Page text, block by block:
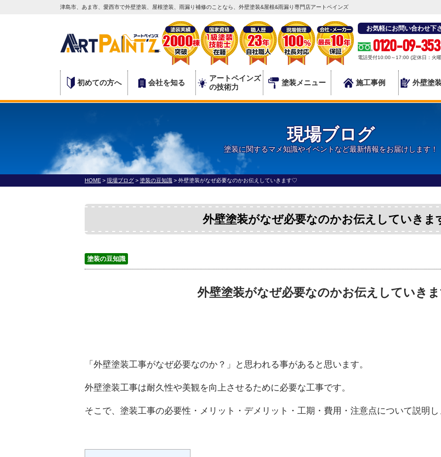
津島市、あま市、愛西市で外壁塗装、屋根塗装、雨漏り補修のことなら、外壁塗装&屋根&雨漏り専門店アートペインズ
お気軽にお問い合わせ下
0120-09-
電話受付10:00～17:00 (定休日：火
初めての方へ 会社を知る
アートペインズ
の技術力
塗装メニュー 施工事例 外壁塗
現場ブログ
塗装に関するマメ知識やイベントなど最新情報をお届けします！
HOME > 現場ブログ > 塗装の豆知識 > 外壁塗装がなぜ必要なのかお伝えしていきます♡
外壁塗装がなぜ必要なのかお伝えしていき
塗装の豆知識
外壁塗装がなぜ必要なのかお伝えしていき
「外壁塗装工事がなぜ必要なのか？」と思われる事があると思います。
外壁塗装工事は耐久性や美観を向上させるために必要な工事です。
そこで、塗装工事の必要性・メリット・デメリット・工期・費用・注意点について説明